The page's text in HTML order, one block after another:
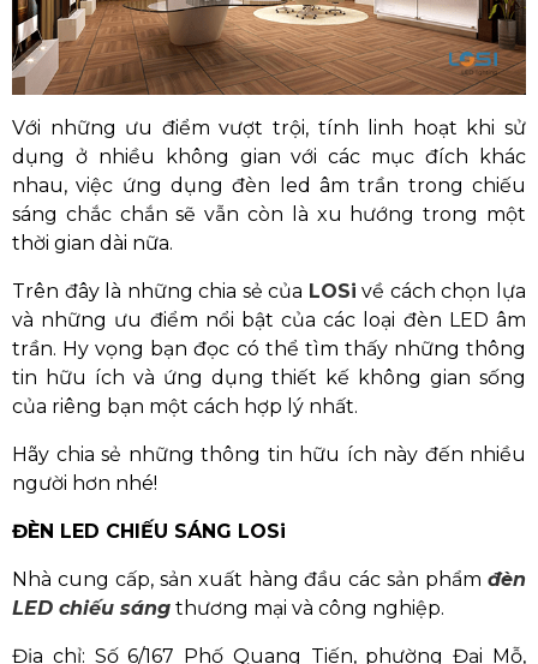
Với những ưu điểm vượt trội, tính linh hoạt khi sử
dụng ở nhiều không gian với các mục đích khác
nhau, việc ứng dụng đèn led âm trần trong chiếu
sáng chắc chắn sẽ vẫn còn là xu hướng trong một
thời gian dài nữa.
Trên đây là những chia sẻ của LOSi về cách chọn lựa
và những ưu điểm nổi bật của các loại đèn LED âm
trần. Hy vọng bạn đọc có thể tìm thấy những thông
tin hữu ích và ứng dụng thiết kế không gian sống
của riêng bạn một cách hợp lý nhất.
Hãy chia sẻ những thông tin hữu ích này đến nhiều
người hơn nhé!
ĐÈN LED CHIẾU SÁNG LOSi
Nhà cung cấp, sản xuất hàng đầu các sản phẩm đèn
LED chiếu sáng thương mại và công nghiệp.
Địa chỉ: Số 6/167 Phố Quang Tiến, phường Đại Mỗ,